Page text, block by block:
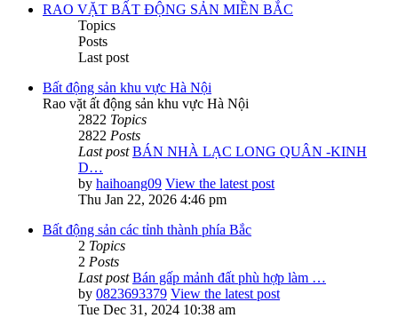
RAO VẶT BẤT ĐỘNG SẢN MIỀN BẮC
Topics
Posts
Last post
Bất động sản khu vực Hà Nội
Rao vặt ất động sản khu vực Hà Nội
2822 Topics
2822 Posts
Last post BÁN NHÀ LẠC LONG QUÂN -KINH
D…
by haihoang09 View the latest post
Thu Jan 22, 2026 4:46 pm
Bất động sản các tỉnh thành phía Bắc
2 Topics
2 Posts
Last post Bán gấp mảnh đất phù hợp làm …
by 0823693379 View the latest post
Tue Dec 31, 2024 10:38 am